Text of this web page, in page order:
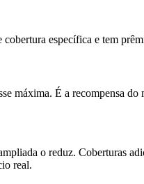
específica e tem
máxima. É a recompensa do
o reduz. Coberturas
real.